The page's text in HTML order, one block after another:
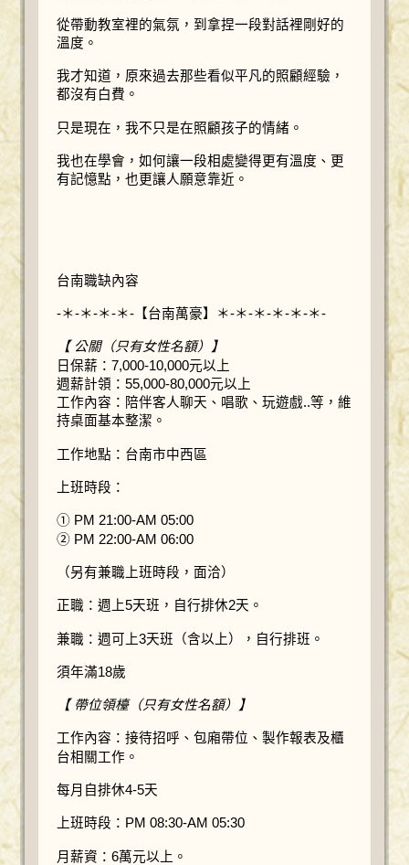
從帶動教室裡的氣氛，到拿捏一段對話裡剛好的
溫度。
我才知道，原來過去那些看似平凡的照顧經驗，
都沒有白費。
只是現在，我不只是在照顧孩子的情緒。
我也在學會，如何讓一段相處變得更有溫度、更
有記憶點，也更讓人願意靠近。
台南職缺內容
-＊-＊-＊-＊-【台南萬豪】＊-＊-＊-＊-＊-＊-
【 公關（只有女性名額）】
日保薪：7,000-10,000元以上
週薪計領：55,000-80,000元以上
工作內容：陪伴客人聊天、唱歌、玩遊戲..等，維
持桌面基本整潔。
工作地點：台南市中西區
上班時段：
① PM 21:00-AM 05:00
② PM 22:00-AM 06:00
（另有兼職上班時段，面洽）
正職：週上5天班，自行排休2天。
兼職：週可上3天班（含以上），自行排班。
須年滿18歲
【 帶位領檯（只有女性名額）】
工作內容：接待招呼、包廂帶位、製作報表及櫃
台相關工作。
每月自排休4-5天
上班時段：PM 08:30-AM 05:30
月薪資：6萬元以上。